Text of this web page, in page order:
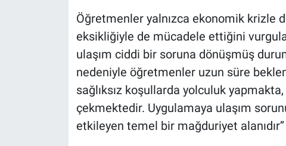
Öğretmenler yalnızca ekonomik krizle
eksikliğiyle de mücadele ettiğini
ulaşım ciddi bir soruna dönüşmüş
nedeniyle öğretmenler uzun süre
sağlıksız koşullarda yolculuk
çekmektedir. Uygulamaya ulaşım
etkileyen temel bir mağduriyet